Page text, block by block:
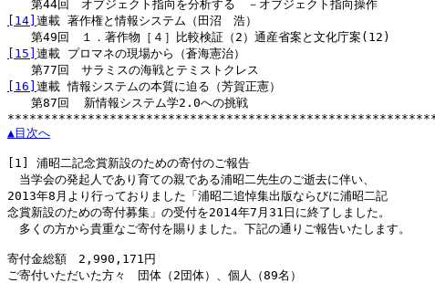
[14] 連載 著作権と情報システム（田沼　浩）
[15] 連載 プロマネの現場から（蒼海憲治）
[16] 連載 情報システムの本質に迫る（芳賀正憲）
第87回  新情報システム学2.0への挑戦
▲目次へ
[1]
浦昭二記念賞新設のための寄付のご報告
当学会の発起人であり育ての親である浦昭二先生のご逝去に伴い、
2013年8月より行っておりました「浦昭二追悼集出版ならびに浦昭二記
念賞新設のための寄付募集」の受付を2014年7月31日に終了しました。
多くの方から貴重なご寄付を賜りました。下記の通りご報告いたします。
寄付金総額　2,990,171円
ご寄付いただいた方々　団体（2団体）、個人（89名）